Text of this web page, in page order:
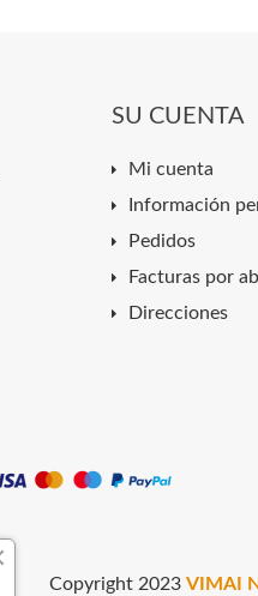
SU CUENTA
Mi cuenta
Información
Pedidos
Facturas por
Direcciones
Copyright 2023 VIMAI